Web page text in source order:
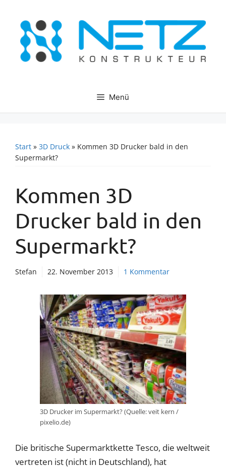
Inhalt
springen
Menü
Start » 3D Druck » Kommen 3D Drucker bald in den
Supermarkt?
Kommen 3D
Drucker bald in den
Supermarkt?
Stefan 22. November 2013 1 Kommentar
3D Drucker im Supermarkt? (Quelle: veit kern /
pixelio.de)
Die britische Supermarktkette Tesco, die weltweit
vertreten ist (nicht in Deutschland), hat